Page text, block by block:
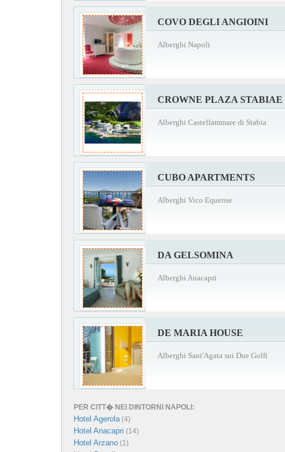
COVO DEGLI ANGIOINI
Alberghi Napoli
CROWNE PLAZA STABIAE
Alberghi Castellammare di Stabia
CUBO APARTMENTS
Alberghi Vico Equense
DA GELSOMINA
Alberghi Anacapri
DE MARIA HOUSE
Alberghi Sant'Agata sui Due Golfi
PER CITT� NEI DINTORNI NAPOLI:
Hotel Agerola(4)
Hotel Anacapri (14)
Hotel Arzano (1)